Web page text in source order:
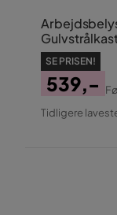
SE PRISEN!
Pris
539,-
Original
Tidligere